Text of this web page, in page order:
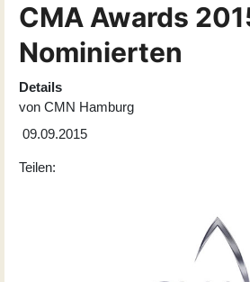
CMA Awards
Nominierten
Details
von CMN Hamburg
09.09.2015
Teilen: